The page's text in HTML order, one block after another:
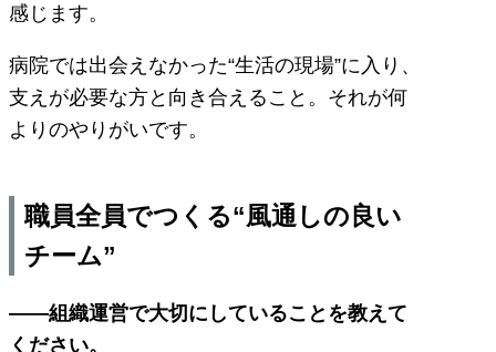
感じます。
病院では出会えなかった“生活の現場”に入り、
支えが必要な方と向き合えること。それが何
よりのやりがいです。
職員全員でつくる“風通しの良い
チーム”
――組織運営で大切にしていることを教えて
ください。